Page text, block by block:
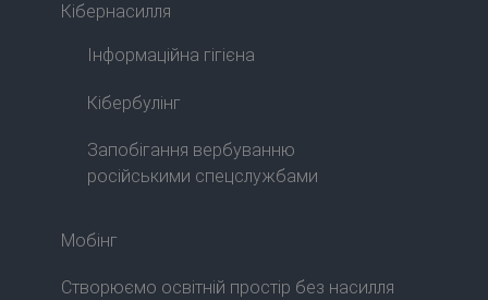
Кібернасилля
Інформаційна гігієна
Кібербулінг
Запобігання вербуванню
російськими спецслужбами
Мобінг
Створюємо освітній простір без насилля